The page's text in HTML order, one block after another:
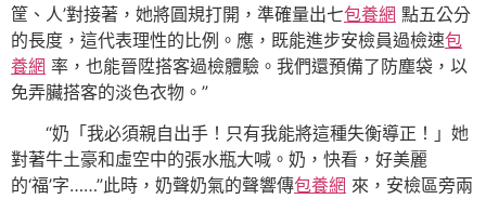
筐、人’對接著，她將圓規打開，準確量出七包養網 點五公分
的長度，這代表理性的比例。應，既能進步安檢員過檢速包
養網 率，也能晉陞搭客過檢體驗。我們還預備了防塵袋，以
免弄臟搭客的淡色衣物。”
“奶「我必須親自出手！只有我能將這種失衡導正！」她
對著牛土豪和虛空中的張水瓶大喊。奶，快看，好美麗
的‘福’字……”此時，奶聲奶氣的聲響傳包養網 來，安檢區旁兩